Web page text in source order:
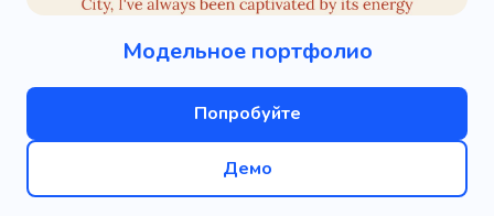
Модельное портфолио
Попробуйте
Демо